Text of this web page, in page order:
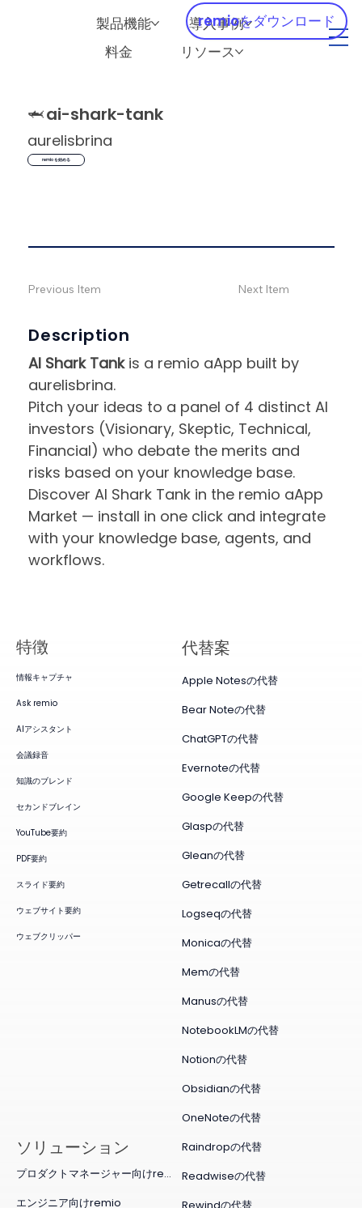
製品機能
導入事例
料金
リソース
remioをダウンロード
🦈ai-shark-tank
aurelisbrina
remio を始める
Description
AI Shark Tankis a remio aApp built by
aurelisbrina.
Pitch your ideas to a panel of 4 distinct AI
investors (Visionary, Skeptic, Technical,
Financial) who debate the merits and
risks based on your knowledge base.
Discover AI Shark Tank in the remio aApp
Market — install in one click and integrate
with your knowledge base, agents, and
workflows.
Previous Item Next Item
特徴
情報キャプチャ
Ask remio
AIアシスタント
会議録音
知識のブレンド
セカンドブレイン
YouTube要約
PDF要約
スライド要約
ウェブサイト要約
ウェブクリッパー
代替案
Apple Notesの代替
Bear Noteの代替
ChatGPTの代替
Evernoteの代替
Google Keepの代替
Glaspの代替
Gleanの代替
Getrecallの代替
Logseqの代替
Monicaの代替
Memの代替
Manusの代替
NotebookLMの代替
Notionの代替
Obsidianの代替
OneNoteの代替
Raindropの代替
Readwiseの代替
ソリューション
プロダクトマネージャー向けremio
エンジニア向けremio